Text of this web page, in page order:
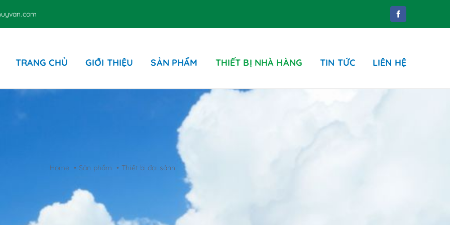
TRANG CHỦ GIỚI THIỆU SẢN PHẨM THIẾT BỊ NHÀ HÀNG TIN TỨC LIÊN HỆ
Home Sản phẩm Thiết bị đại sảnh